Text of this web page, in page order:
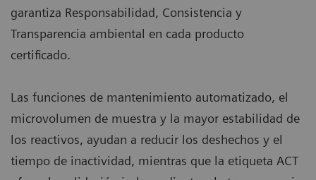
garantiza Responsabilidad, Consistencia y
Transparencia ambiental en cada producto
certificado.
Las funciones de mantenimiento automatizado, el
microvolumen de muestra y la mayor estabilidad de
los reactivos, ayudan a reducir los deshechos y el
tiempo de inactividad, mientras que la etiqueta ACT